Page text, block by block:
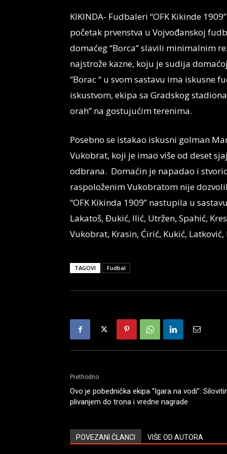
KIKINDA- Fudbaleri “OFK Kikinde
početak prvenstva u Vojvođanskoj
domaćeg “Borca” slavili minimalnim
najstrože kazne, koju je sudija
“Borac “ u svom sastavu ima
iskustvom, ekipa sa Gradskog
orah” na gostujućim terenima.
Posebno se istakao iskusni golman
Vukobrat, koji je imao više od deset
odbrana. Domaćin je napadao i
raspoloženim Vukobratom nije
“OFK Kikinda 1909” nastupila u
Lakatoš, Đukić, Ilić, Utržen, Spahić,
Vukobrat, Krasin, Ćirić, Kukić, Latković,
TAGOVI Fudbal
Prethodno
Ovo je pobednička ekipa “Igara na vodi”:
plivanjem do trona i vredne nagrade
POVEZANI ČLANCI VIŠE OD AUTORA